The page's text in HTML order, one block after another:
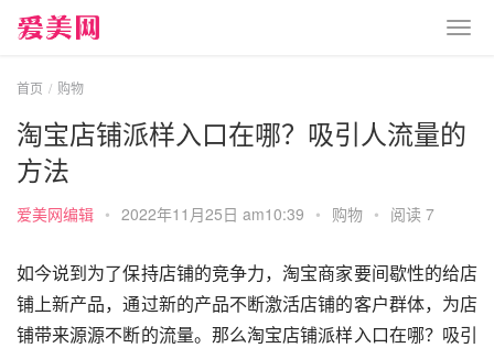
首页 购物
淘宝店铺派样入口在哪？吸引人流量的
方法
爱美网编辑 • 2022年11月25日 am10:39 • 购物 • 阅读 7
如今说到为了保持店铺的竞争力，淘宝商家要间歇性的给店
铺上新产品，通过新的产品不断激活店铺的客户群体，为店
铺带来源源不断的流量。那么淘宝店铺派样入口在哪？吸引